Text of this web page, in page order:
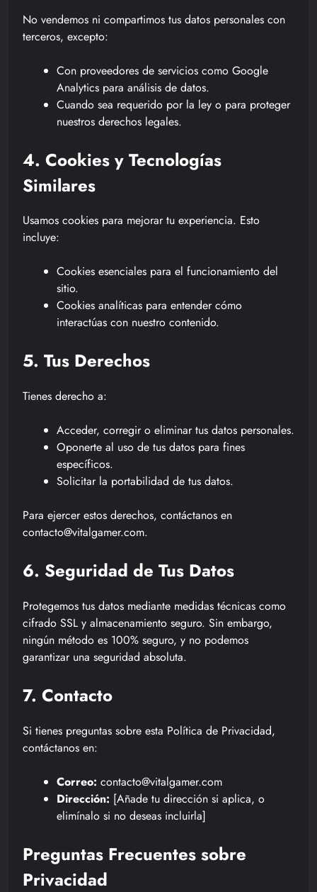
No vendemos ni compartimos tus datos personales con
terceros, excepto:
Con proveedores de servicios como Google
Analytics para análisis de datos.
Cuando sea requerido por la ley o para proteger
nuestros derechos legales.
4. Cookies y Tecnologías
Similares
Usamos cookies para mejorar tu experiencia. Esto
incluye:
Cookies esenciales para el funcionamiento del
sitio.
Cookies analíticas para entender cómo
interactúas con nuestro contenido.
5. Tus Derechos
Tienes derecho a:
Acceder, corregir o eliminar tus datos personales.
Oponerte al uso de tus datos para fines
específicos.
Solicitar la portabilidad de tus datos.
Para ejercer estos derechos, contáctanos en
contacto@vitalgamer.com.
6. Seguridad de Tus Datos
Protegemos tus datos mediante medidas técnicas como
cifrado SSL y almacenamiento seguro. Sin embargo,
ningún método es 100% seguro, y no podemos
garantizar una seguridad absoluta.
7. Contacto
Si tienes preguntas sobre esta Política de Privacidad,
contáctanos en:
Correo: contacto@vitalgamer.com
Dirección: [Añade tu dirección si aplica, o
elimínalo si no deseas incluirla]
Preguntas Frecuentes sobre
Privacidad